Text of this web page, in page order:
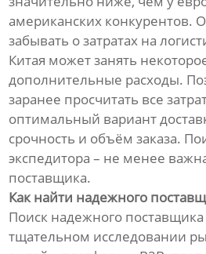
американских конкурентов.
забывать о затратах на
Китая может занять
дополнительные расходы.
заранее просчитать все
оптимальный вариант
срочность и объём заказа.
экспедитора – не менее
поставщика.
Как найти надежного
Поиск надежного поставщика
тщательном исследовании